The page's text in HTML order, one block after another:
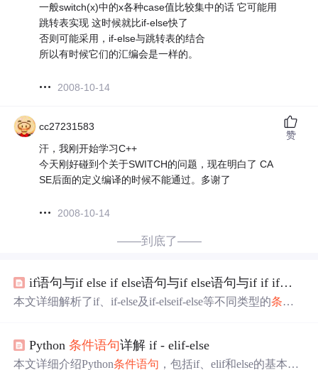
一般switch(x)中的x各种case值比较集中的话 它可能用
跳转表实现 这时候就比if-else快了
否则可能采用，if-else与跳转表的结合
所以有时候它们的汇编会是一样的。
2008-10-14
cc27231583
汗，我刚开始学习C++
今天刚好碰到个关于SWITCH的问题，现在明白了 CA
SE后面的定义编译的时候不能通过。多谢了
2008-10-14
赞
——到底了——
if语句与if else if else语句与if else语句与if if if语句
本文详细解析了if、if-else及if-elseif-else等不同类型的条件
Python条件语句详解 if - elif-else
本文详细介绍Python条件语句 ，包括if、elif和else的基本概